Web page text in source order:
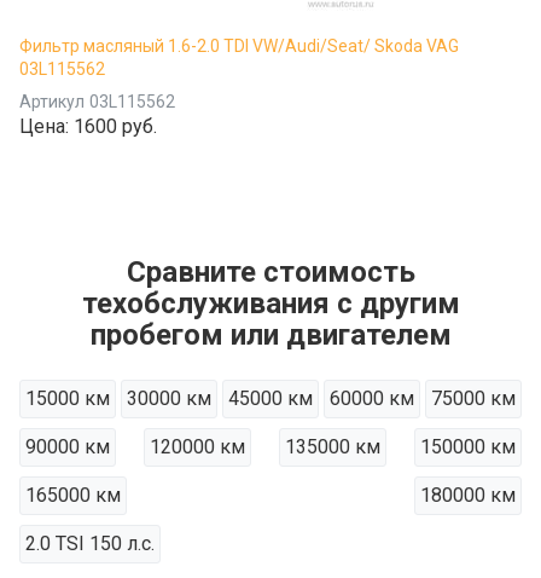
Фильтр масляный 1.6-2.0 TDI VW/Audi/Seat/ Skoda VAG
03L115562
Артикул 03L115562
Цена: 1600 руб.
Сравните стоимость
техобслуживания с другим
пробегом или двигателем
15000 км 30000 км 45000 км 60000 км 75000 км
90000 км 120000 км 135000 км 150000 км
165000 км 180000 км
2.0 TSI 150 л.с.